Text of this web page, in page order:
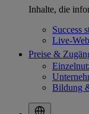
Inhalte, die
Success
Live-
Preise &
Bildung